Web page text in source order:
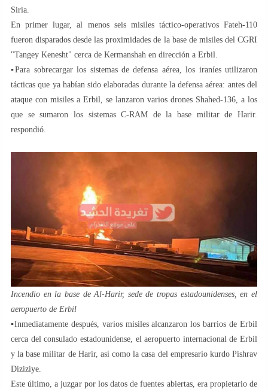
Siria.
En primer lugar, al menos seis misiles táctico-operativos Fateh-110
fueron disparados desde las proximidades de la base de misiles del CGRI
"Tangey Kenesht" cerca de Kermanshah en dirección a Erbil.
▪️Para sobrecargar los sistemas de defensa aérea, los iraníes utilizaron
tácticas que ya habían sido elaboradas durante la defensa aérea: antes del
ataque con misiles a Erbil, se lanzaron varios drones Shahed-136, a los
que se sumaron los sistemas C-RAM de la base militar de Harir.
respondió.
Incendio en la base de Al-Harir, sede de tropas estadounidenses, en el
aeropuerto de Erbil
▪️Inmediatamente después, varios misiles alcanzaron los barrios de Erbil
cerca del consulado estadounidense, el aeropuerto internacional de Erbil
y la base militar de Harir, así como la casa del empresario kurdo Pishrav
Diziziye.
Este último, a juzgar por los datos de fuentes abiertas, era propietario de